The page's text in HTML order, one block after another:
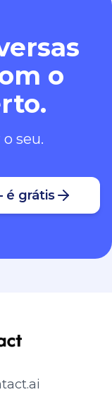
o
seu.
é grátis